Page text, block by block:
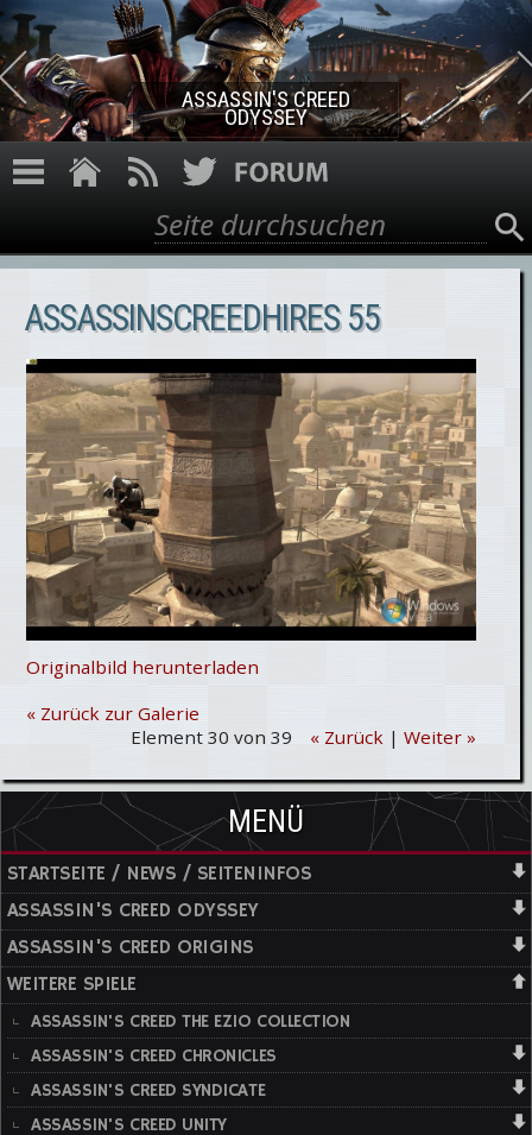
Direkt zum Inhalt
ASSASSIN'S CREED ROGUE
REMASTERED
Suchformular
Suche
ASSASSINSCREEDHIRES 55
Originalbild herunterladen
« Zurück zur Galerie
Element 30 von 39
« Zurück| Weiter »
MENÜ
STARTSEITE / NEWS / SEITENINFOS
ASSASSIN'S CREED ODYSSEY
ASSASSIN'S CREED ORIGINS
WEITERE SPIELE
ASSASSIN'S CREED THE EZIO COLLECTION
ASSASSIN'S CREED CHRONICLES
ASSASSIN'S CREED SYNDICATE
ASSASSIN'S CREED UNITY